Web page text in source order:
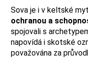
Sova je i v keltské
ochranou a
spojovali s
napovídá i skotské
považována za